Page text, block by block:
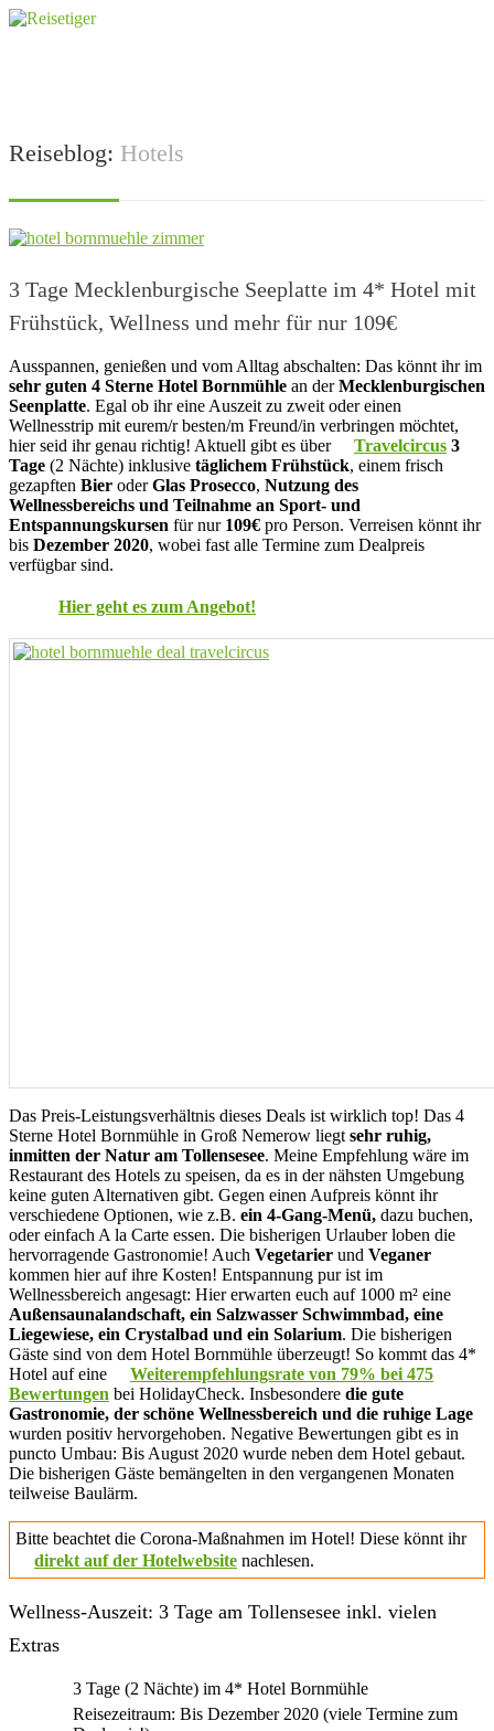
Reiseblog: Hotels
3 Tage Mecklenburgische Seeplatte im 4* Hotel mit
Frühstück, Wellness und mehr für nur 109€
Ausspannen, genießen und vom Alltag abschalten: Das könnt ihr im
sehr guten 4 Sterne Hotel Bornmühle an derMecklenburgischen
Seenplatte. Egal ob ihr eine Auszeit zu zweit oder einen
Wellnesstrip mit eurem/r besten/m Freund/in verbringen möchtet,
hier seid ihr genau richtig! Aktuell gibt es über
Travelcircus 3
Tage (2 Nächte) inklusive täglichem Frühstück, einem frisch
gezapften Bier oderGlas Prosecco, Nutzung des
Wellnessbereichs und Teilnahme an Sport- und
Entspannungskursen für nur 109€ pro Person. Verreisen könnt ihr
bis Dezember 2020, wobei fast alle Termine zum Dealpreis
verfügbar sind.
Hier geht es zum Angebot!
Das Preis-Leistungsverhältnis dieses Deals ist wirklich top! Das 4
Sterne Hotel Bornmühle in Groß Nemerow liegt sehr ruhig,
inmitten der Natur am Tollensesee. Meine Empfehlung wäre im
Restaurant des Hotels zu speisen, da es in der nähsten Umgebung
keine guten Alternativen gibt. Gegen einen Aufpreis könnt ihr
verschiedene Optionen, wie z.B. ein 4-Gang-Menü, dazu buchen,
oder einfach A la Carte essen. Die bisherigen Urlauber loben die
hervorragende Gastronomie! Auch Vegetarier und Veganer
kommen hier auf ihre Kosten! Entspannung pur ist im
Wellnessbereich angesagt: Hier erwarten euch auf 1000 m² eine
Außensaunalandschaft, ein Salzwasser Schwimmbad, eine
Liegewiese, ein Crystalbad und ein Solarium. Die bisherigen
Gäste sind von dem Hotel Bornmühle überzeugt! So kommt das 4*
Hotel auf eine
Weiterempfehlungsrate von 79% bei 475
Bewertungen bei HolidayCheck. Insbesondere die gute
Gastronomie, der schöne Wellnessbereich und die ruhige Lage
wurden positiv hervorgehoben. Negative Bewertungen gibt es in
puncto Umbau: Bis August 2020 wurde neben dem Hotel gebaut.
Die bisherigen Gäste bemängelten in den vergangenen Monaten
teilweise Baulärm.
Bitte beachtet die Corona-Maßnahmen im Hotel! Diese könnt ihr
direkt auf der Hotelwebsite nachlesen.
Wellness-Auszeit: 3 Tage am Tollensesee inkl. vielen
Extras
3 Tage (2 Nächte) im 4* Hotel Bornmühle
Reisezeitraum: Bis Dezember 2020 (viele Termine zum